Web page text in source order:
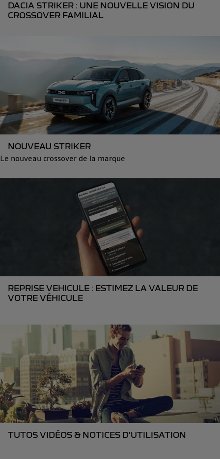
DACIA STRIKER : UNE NOUVELLE VISION DU
CROSSOVER FAMILIAL
NOUVEAU STRIKER
Le nouveau crossover de la marque
REPRISE VEHICULE : ESTIMEZ LA VALEUR DE
VOTRE VÉHICULE
TUTOS VIDÉOS & NOTICES D’UTILISATION